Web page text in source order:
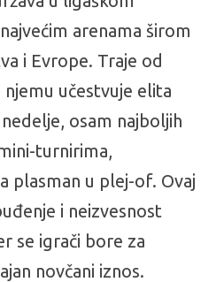
arenama širom
i Evrope. Traje od
učestvuje elita
osam najboljih
turnirima,
plasman u plej-of. Ovaj
i neizvesnost
se igrači bore za
novčani iznos.